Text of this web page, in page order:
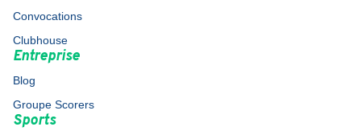
Convocations
Clubhouse
Entreprise
Blog
Groupe Scorers
Sports